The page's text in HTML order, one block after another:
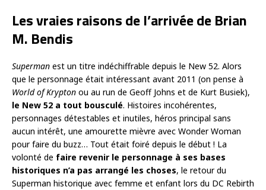
Les vraies raisons de l’arrivée de Brian
M. Bendis
Superman est un titre indéchiffrable depuis le New 52. Alors
que le personnage était intéressant avant 2011 (on pense à
World of Krypton ou au run de Geoff Johns et de Kurt Busiek),
le New 52 a tout bousculé. Histoires incohérentes,
personnages détestables et inutiles, héros principal sans
aucun intérêt, une amourette mièvre avec Wonder Woman
pour faire du buzz… Tout était foiré depuis le début ! La
volonté de faire revenir le personnage à ses bases
historiques n’a pas arrangé les choses, le retour du
Superman historique avec femme et enfant lors du DC Rebirth